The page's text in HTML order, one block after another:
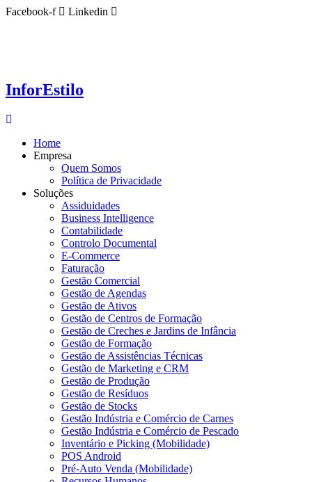
Ir
Facebook-f Linkedin
InforEstilo
Home
Empresa
Quem Somos
Política de Privacidade
Soluções
Assiduidades
Business Intelligence
Contabilidade
Controlo Documental
E-Commerce
Faturação
Gestão Comercial
Gestão de Agendas
Gestão de Ativos
Gestão de Centros de Formação
Gestão de Creches e Jardins de Infância
Gestão de Formação
Gestão de Assistências Técnicas
Gestão de Marketing e CRM
Gestão de Produção
Gestão de Resíduos
Gestão de Stocks
Gestão Indústria e Comércio de Carnes
Gestão Indústria e Comércio de Pescado
Inventário e Picking (Mobilidade)
POS Android
Pré-Auto Venda (Mobilidade)